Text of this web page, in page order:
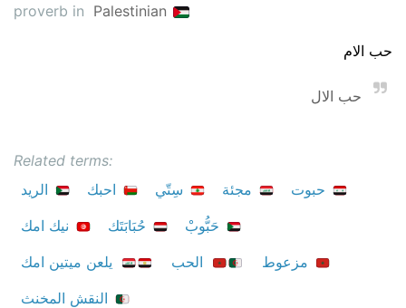
proverb in Palestinian
حب الام
حب الال
Related terms:
الريد
احبك سِتّي مجئة
حبوت
نيك امك
حُبَابَتَك
حَبُّوبْ
يلعن ميتين امك
الحب
مزعوط
النقش المخنث